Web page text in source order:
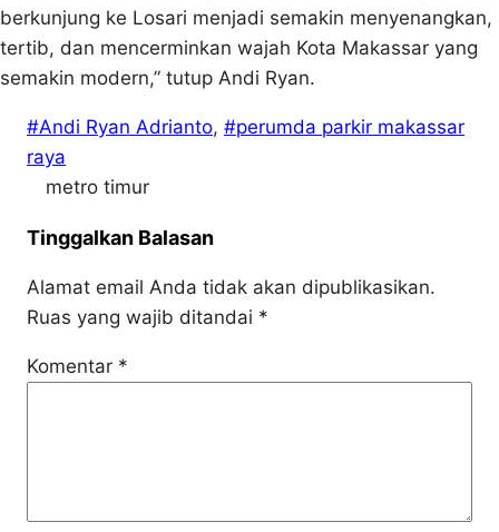
berkunjung ke Losari menjadi semakin menyenangkan,
tertib, dan mencerminkan wajah Kota Makassar yang
semakin modern,” tutup Andi Ryan.
#Andi Ryan Adrianto, #perumda parkir makassar
raya
metro timur
Tinggalkan Balasan
Alamat email Anda tidak akan dipublikasikan.
Ruas yang wajib ditandai *
Komentar *